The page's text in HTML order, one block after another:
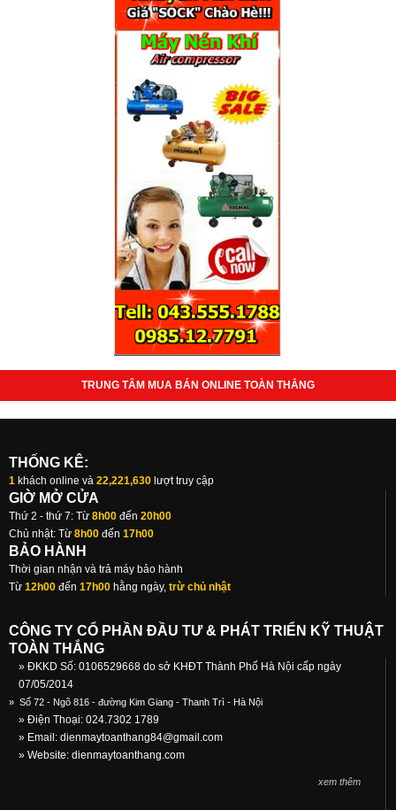
TRUNG TÂM MUA BÁN ONLINE TOÀN THẮNG
THỐNG KÊ:
1 khách online và 22,221,630 lượt truy cập
GIỜ MỞ CỬA
Thứ 2 - thứ 7: Từ 8h00 đến 20h00
Chủ nhật: Từ 8h00 đến 17h00
BẢO HÀNH
Thời gian nhận và trả máy bảo hành
Từ 12h00 đến 17h00 hằng ngày, trừ chủ nhật
CÔNG TY CỔ PHẦN ĐẦU TƯ & PHÁT TRIỂN KỸ THUẬT
TOÀN THẮNG
» ĐKKD Số: 0106529668 do sở KHĐT Thành Phố Hà Nội cấp ngày
07/05/2014
» Số 72 - Ngõ 816 - đường Kim Giang - Thanh Trì - Hà Nội
» Điện Thoại: 024.7302 1789
» Email: dienmaytoanthang84@gmail.com
» Website: dienmaytoanthang.com
xem thêm